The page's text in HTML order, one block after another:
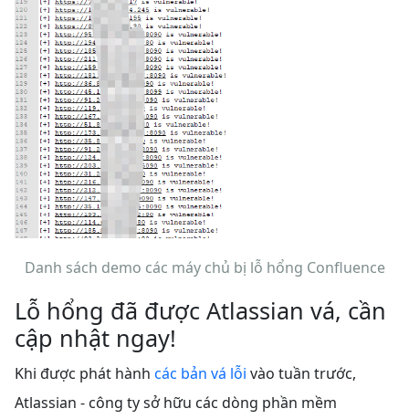
Danh sách demo các máy chủ bị lỗ hổng Confluence
Lỗ hổng đã được Atlassian vá, cần
cập nhật ngay!
Khi được phát hành các bản vá lỗi vào tuần trước,
Atlassian - công ty sở hữu các dòng phần mềm